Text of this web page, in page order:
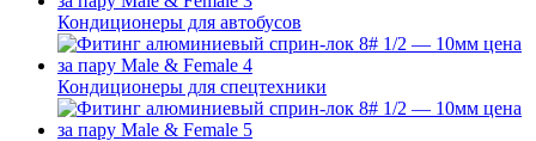
Кондиционеры для автобусов
Кондиционеры для спецтехники